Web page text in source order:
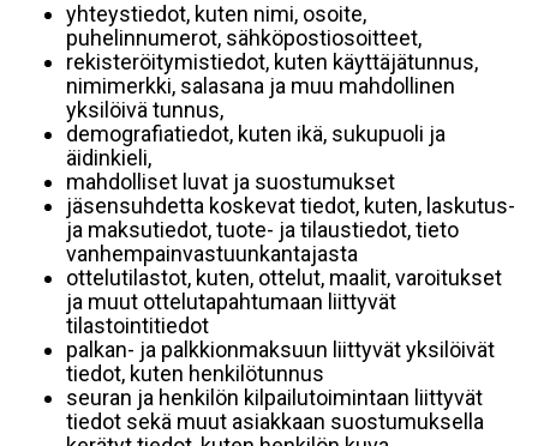
yhteystiedot, kuten nimi, osoite,
puhelinnumerot, sähköpostiosoitteet,
rekisteröitymistiedot, kuten käyttäjätunnus,
nimimerkki, salasana ja muu mahdollinen
yksilöivä tunnus,
demografiatiedot, kuten ikä, sukupuoli ja
äidinkieli,
mahdolliset luvat ja suostumukset
jäsensuhdetta koskevat tiedot, kuten, laskutus-
ja maksutiedot, tuote- ja tilaustiedot, tieto
vanhempainvastuunkantajasta
ottelutilastot, kuten, ottelut, maalit, varoitukset
ja muut ottelutapahtumaan liittyvät
tilastointitiedot
palkan- ja palkkionmaksuun liittyvät yksilöivät
tiedot, kuten henkilötunnus
seuran ja henkilön kilpailutoimintaan liittyvät
tiedot sekä muut asiakkaan suostumuksella